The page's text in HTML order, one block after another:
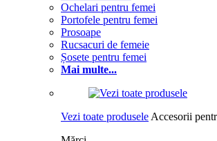
Ochelari pentru femei
Portofele pentru femei
Prosoape
Rucsacuri de femeie
Șosete pentru femei
Mai multe...
Vezi toate produsele Accesorii